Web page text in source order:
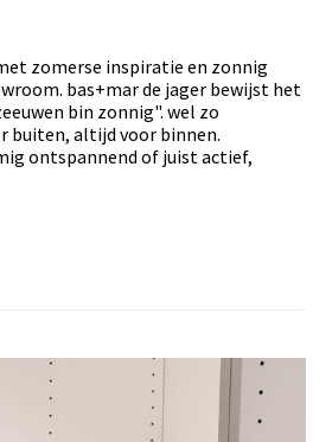
zomerse inspiratie en zonnig
bas+mar de jager bewijst het
bin zonnig". wel zo
buiten, altijd voor binnen.
ontspannend of juist actief,